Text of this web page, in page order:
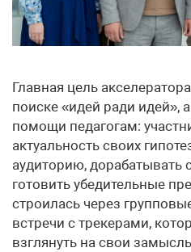
Главная цель
поиске «идей ради идей»,
помощи педагогам:
актуальность своих
аудиторию, дорабатывать
готовить убедительные
строилась через
встречи с трекерами,
взглянуть на свои